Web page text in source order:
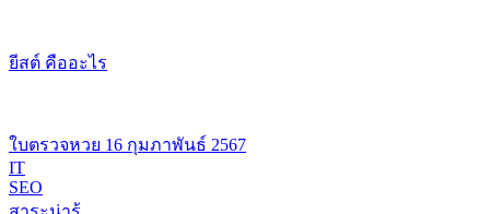
ยีสต์ คืออะไร
ใบตรวจหวย 16 กุมภาพันธ์ 2567
IT
SEO